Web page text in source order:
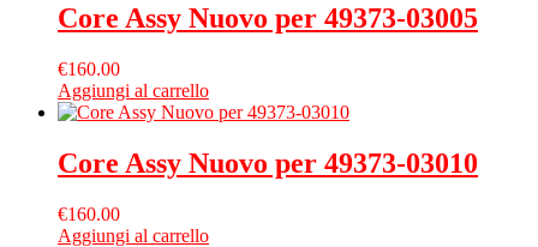
Core Assy Nuovo per 49373-03005
€160.00
Aggiungi al carrello
Core Assy Nuovo per 49373-03010
€160.00
Aggiungi al carrello